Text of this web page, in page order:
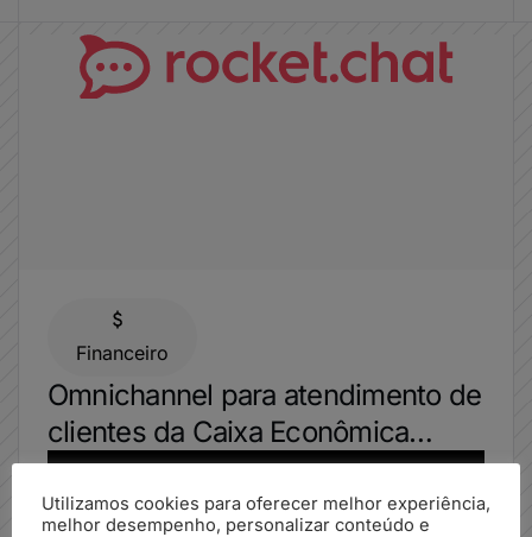
Financeiro
Omnichannel para atendimento de
clientes da Caixa Econômica
Federal integrado ao WhatsApp.
Acesse agora o case
Utilizamos cookies para oferecer melhor experiência,
melhor desempenho, personalizar conteúdo e